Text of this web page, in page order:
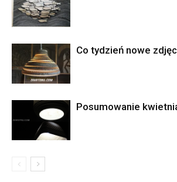
Co tydzień nowe
Posumowanie